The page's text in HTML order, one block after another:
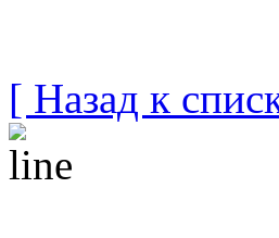
[ Назад к